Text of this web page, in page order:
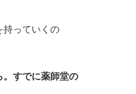
持っていくの
。すでに薬師堂の